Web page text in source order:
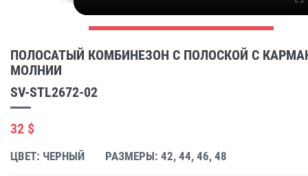
ПОЛОСАТЫЙ КОМБИНЕЗОН С ПОЛОСКОЙ С
МОЛНИИ
SV-STL2672-02
32 $
ЦВЕТ: ЧЕРНЫЙ РАЗМЕРЫ: 42, 44, 46, 48